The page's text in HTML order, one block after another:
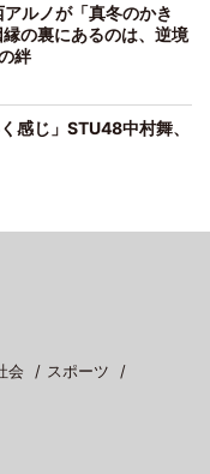
ルノが「真冬のかき
の裏にあるのは、逆境
絆
感じ」STU48中村舞、
会
スポーツ